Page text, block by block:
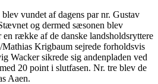
vundet af dagens par nr. Gustav
og dermed sæsonen blev
række af de danske landsholdsryttere
Krigbaum sejrede forholdsvis
Wacker sikrede sig andenpladen ved
20 point i slutfasen. Nr. tre blev de
Aaen.